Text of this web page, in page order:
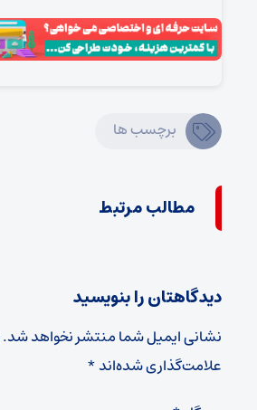
برچسب ها
مطالب مرتبط
دیدگاهتان را بنویسید
نشانی ایمیل شما منتشر نخواهد شد.
علامت‌گذاری شده‌اند*